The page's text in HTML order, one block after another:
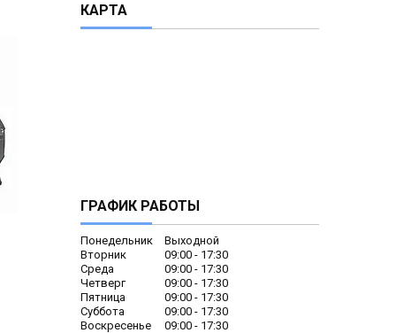
КАРТА
ГРАФИК РАБОТЫ
Понедельник
Выходной
Вторник
09:00
17:30
Среда
09:00
17:30
Четверг
09:00
17:30
Пятница
09:00
17:30
Суббота
09:00
17:30
Воскресенье
09:00 17:30